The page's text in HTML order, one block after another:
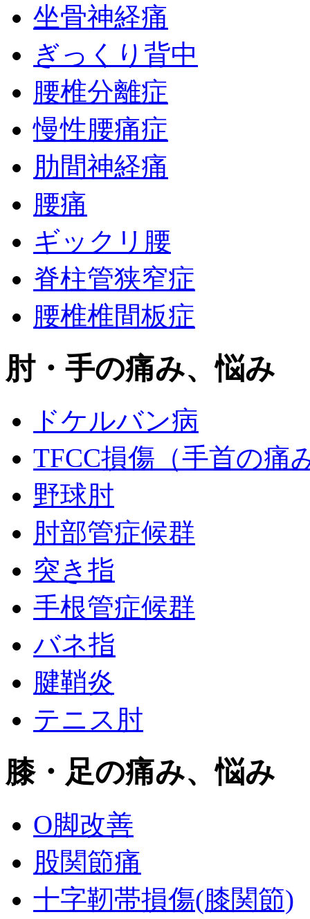
坐骨神経痛
ぎっくり背中
腰椎分離症
慢性腰痛症
肋間神経痛
腰痛
ギックリ腰
脊柱管狭窄症
腰椎椎間板症
肘・手の痛み、悩み
ドケルバン病
TFCC損傷（手首の痛
野球肘
肘部管症候群
突き指
手根管症候群
バネ指
腱鞘炎
テニス肘
膝・足の痛み、悩み
O脚改善
股関節痛
十字靭帯損傷(膝関節)